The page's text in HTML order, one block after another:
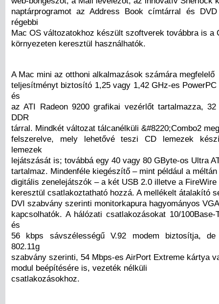
naptárprogramot az Address Book címtárral és
régebbi
Mac OS változatokhoz készült szoftverek továbbra is a
környezeten keresztül használhatók.
A Mac mini az otthoni alkalmazások számára megfelelő
teljesítményt biztosító 1,25 vagy 1,42 GHz-es
és
az ATI Radeon 9200 grafikai vezérlőt tartalmazza,
DDR
tárral. Mindkét változat tálcanélküli &#8220;Combo2
felszerelve, mely lehetővé teszi CD lemezek
lemezek
lejátszását is; továbbá egy 40 vagy 80 GByte-os Ultra
tartalmaz. Mindenféle kiegészítő – mint például a
digitális zenelejátszók – a két USB 2.0 illetve a FireWire
keresztül csatlakoztatható hozzá. A mellékelt átalakító
DVI szabvány szerinti monitorkapura hagyományos
kapcsolhatók. A hálózati csatlakozásokat 10/100Base-
és
56 kbps sávszélességű V.92 modem biztosítja,
802.11g
szabvány szerinti, 54 Mbps-es AirPort Extreme kártya
modul beépítésére is, vezeték nélküli
csatlakozásokhoz.